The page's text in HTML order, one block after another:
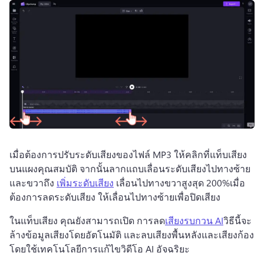
เมื่อต้องการปรับระดับเสียงของไฟล์ MP3 ให้คลิกที่แท็บเสียง
บนแผงคุณสมบัติ จากนั้นลากแถบเลื่อนระดับเสียงไปทางซ้าย
และขวาถึง เพิ่มระดับเสียง เลื่อนไปทางขวาสูงสุด 200%เมื่อ
ต้องการลดระดับเสียง ให้เลื่อนไปทางซ้ายเพื่อปิดเสียง
ในแท็บเสียง คุณยังสามารถเปิด การลดเสียงรบกวน AIวิธีนี้จะ
ล้างข้อมูลเสียงโดยอัตโนมัติ และลบเสียงพื้นหลังและเสียงก้อง
โดยใช้เทคโนโลยีการแก้ไขวิดีโอ AI อัจฉริยะ